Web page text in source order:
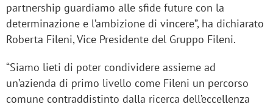
partnership guardiamo alle sfide future con la
determinazione e l’ambizione di vincere”, ha dichiarato
Roberta Fileni, Vice Presidente del Gruppo Fileni.
“Siamo lieti di poter condividere assieme ad
un’azienda di primo livello come Fileni un percorso
comune contraddistinto dalla ricerca dell’eccellenza